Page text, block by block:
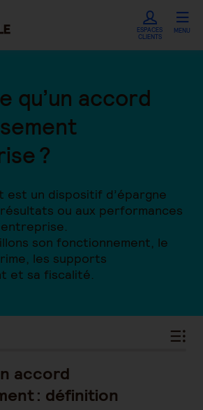
ESPACES
CLIENTS
MENU
qu’un accord
?
est un dispositif d’épargne
ou aux performances
son fonctionnement, le
les supports
et sa fiscalité.
accord
: définition